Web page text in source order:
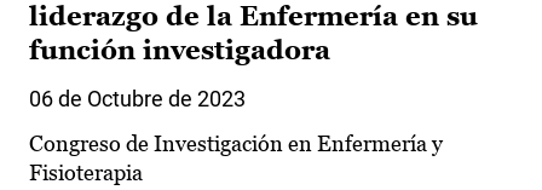
liderazgo de la Enfermería en su
función investigadora
06 de Octubre de 2023
Congreso de Investigación en Enfermería y
Fisioterapia